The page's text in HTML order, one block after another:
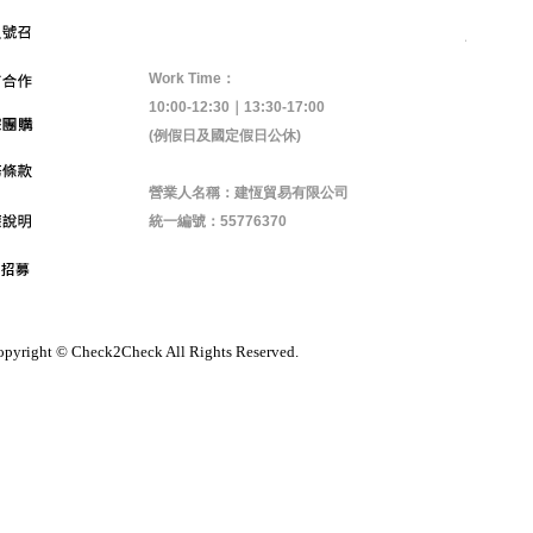
Work Time：
10:00-12:30｜13:30-17:00
(例假日及國定假日公休)
營業人名稱：建恆貿易有限公司
統一編號：55776370
© Check2Check All Rights Reserved.